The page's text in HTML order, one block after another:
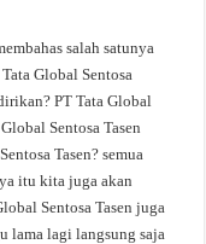
salah satunya
Global Sentosa
PT Tata Global
Sentosa Tasen
Tasen? semua
itu kita juga akan
Sentosa Tasen juga
lama lagi langsung saja